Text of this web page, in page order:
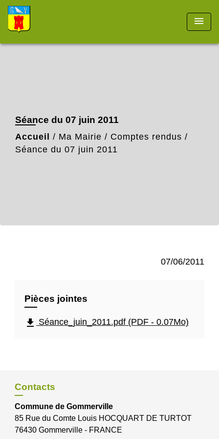
menu
Séance du 07 juin 2011
Accueil / Ma Mairie / Comptes rendus /
Séance du 07 juin 2011
07/06/2011
Pièces jointes
file_download Séance_juin_2011.pdf (PDF - 0.07Mo)
Contacts
Commune de Gommerville
85 Rue du Comte Louis HOCQUART DE TURTOT
76430 Gommerville - FRANCE